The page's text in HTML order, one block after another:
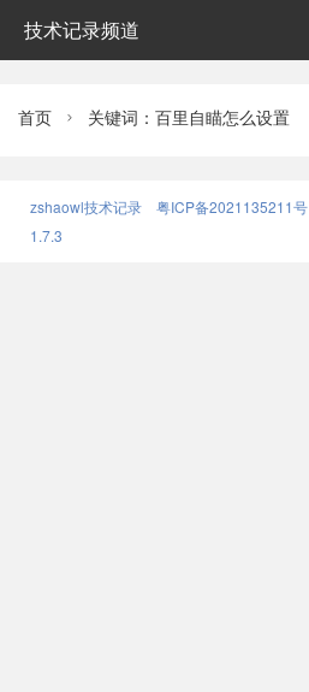
技术记录频道
首页  关键词：百里自瞄怎么设置
zshaowl技术记录 粤ICP备2021135211号
1.7.3